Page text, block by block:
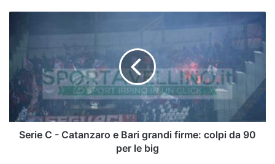
Catanzaro
Bari
grandi
firme:
colpi
Serie C - Catanzaro e Bari grandi firme: colpi da 90
per le big